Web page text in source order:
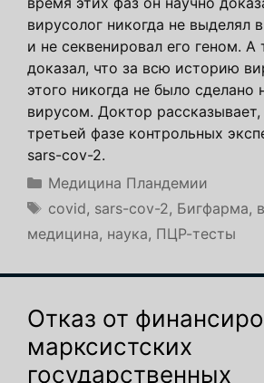
вирусолог никогда не выделял
и не секвенировал его геном. А
доказал, что за всю историю
этого никогда не было сделано
вирусом. Доктор рассказывает,
третьей фазе контрольных
sars-cov-2.
Рубрики
Медицина Пландемии
Метки
covid, sars-cov-2, Бигфарма,
медицина, наука, ПЦР-тесты
Отказ от
марксистских
государственных